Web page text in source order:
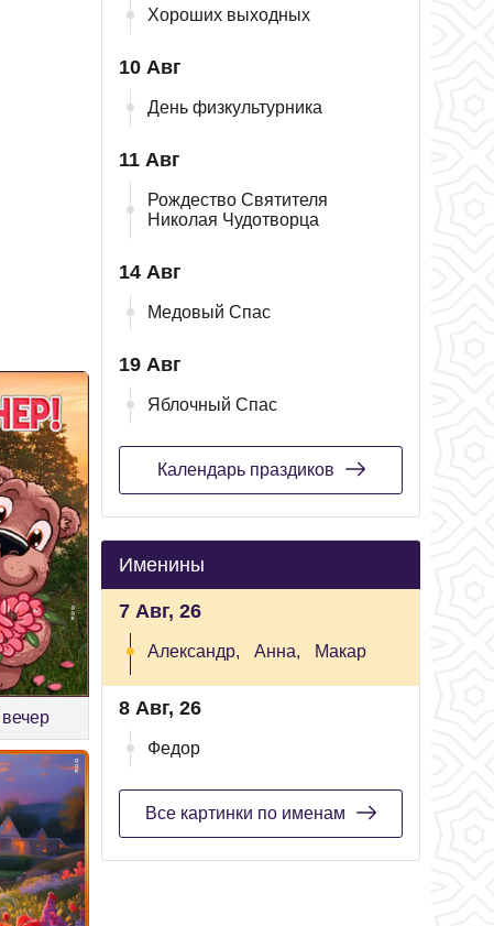
Хороших выходных
10 Авг
День физкультурника
11 Авг
Рождество Святителя
Николая Чудотворца
14 Авг
Медовый Спас
19 Авг
Яблочный Спас
Календарь праздиков
Именины
7 Авг, 26
Александр, Анна, Макар
8 Авг, 26
Федор
Все картинки по именам